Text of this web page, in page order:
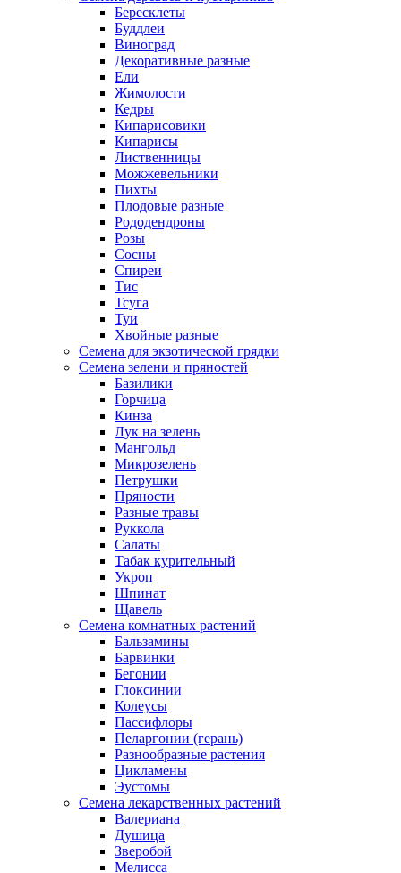
Бересклеты
Буддлеи
Виноград
Декоративные разные
Ели
Жимолости
Кедры
Кипарисовики
Кипарисы
Лиственницы
Можжевельники
Пихты
Плодовые разные
Рододендроны
Розы
Сосны
Спиреи
Тис
Тсуга
Туи
Хвойные разные
Семена для экзотической грядки
Семена зелени и пряностей
Базилики
Горчица
Кинза
Лук на зелень
Мангольд
Микрозелень
Петрушки
Пряности
Разные травы
Руккола
Салаты
Табак курительный
Укроп
Шпинат
Щавель
Семена комнатных растений
Бальзамины
Барвинки
Бегонии
Глоксинии
Колеусы
Пассифлоры
Пеларгонии (герань)
Разнообразные растения
Цикламены
Эустомы
Семена лекарственных растений
Валериана
Душица
Зверобой
Мелисса